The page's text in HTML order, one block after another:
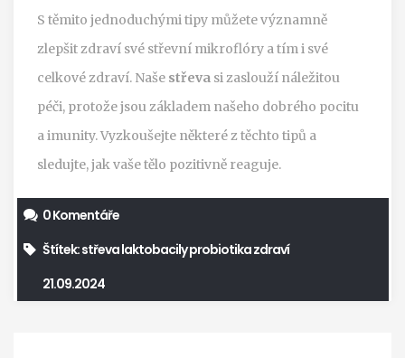
S těmito jednoduchými tipy můžete významně
zlepšit zdraví své střevní mikroflóry a tím i své
celkové zdraví. Naše střeva si zaslouží náležitou
péči, protože jsou základem našeho dobrého pocitu
a imunity. Vyzkoušejte některé z těchto tipů a
sledujte, jak vaše tělo pozitivně reaguje.
0 Komentáře
Štítek:střevalaktobacilyprobiotikazdraví
21.09.2024